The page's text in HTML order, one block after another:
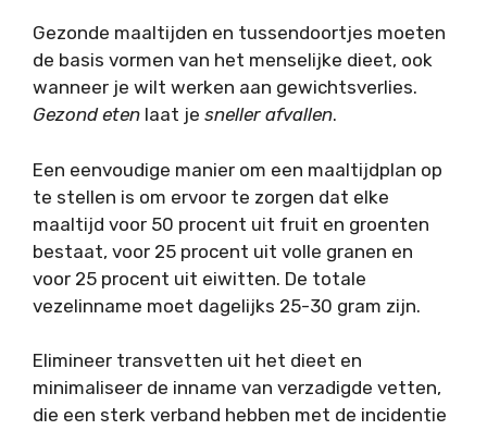
Gezonde maaltijden en tussendoortjes moeten
de basis vormen van het menselijke dieet, ook
wanneer je wilt werken aan gewichtsverlies.
Gezond eten laat je sneller afvallen.
Een eenvoudige manier om een maaltijdplan op
te stellen is om ervoor te zorgen dat elke
maaltijd voor 50 procent uit fruit en groenten
bestaat, voor 25 procent uit volle granen en
voor 25 procent uit eiwitten. De totale
vezelinname moet dagelijks 25-30 gram zijn.
Elimineer transvetten uit het dieet en
minimaliseer de inname van verzadigde vetten,
die een sterk verband hebben met de incidentie